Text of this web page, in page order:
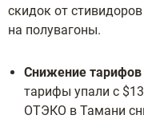
скидок от
на полувагоны.
Снижение тарифов
тарифы упали с
ОТЭКО в Тамани